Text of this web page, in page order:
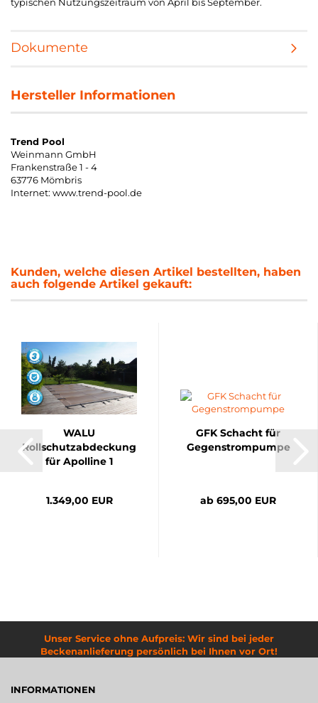
Dokumente
Hersteller Informationen
Trend Pool
Weinmann GmbH
Frankenstraße 1 - 4
63776 Mömbris
Internet: www.trend-pool.de
Kunden, welche diesen Artikel bestellten, haben
auch folgende Artikel gekauft:
WALU
Rollschutzabdeckung
für Apolline 1
1.349,00 EUR
GFK Schacht für
Gegenstrompumpe
ab 695,00 EUR
Unser Service ohne Aufpreis: Wir sind bei jeder
Beckenanlieferung persönlich bei Ihnen vor Ort!
INFORMATIONEN